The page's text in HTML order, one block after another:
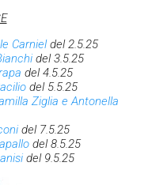
Carnieldel 2.5.25
del 3.5.25
del 4.5.25
del 5.5.25
Ziglia e Antonella
del 7.5.25
del 8.5.25
del 9.5.25